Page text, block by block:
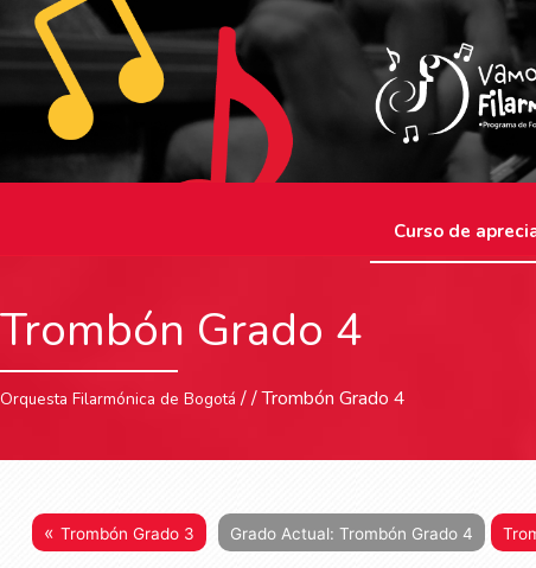
Curso de
Trombón Grado 4
Orquesta Filarmónica de Bogotá / / Trombón Grado 4
« Trombón Grado 3 Grado Actual: Trombón Grado 4